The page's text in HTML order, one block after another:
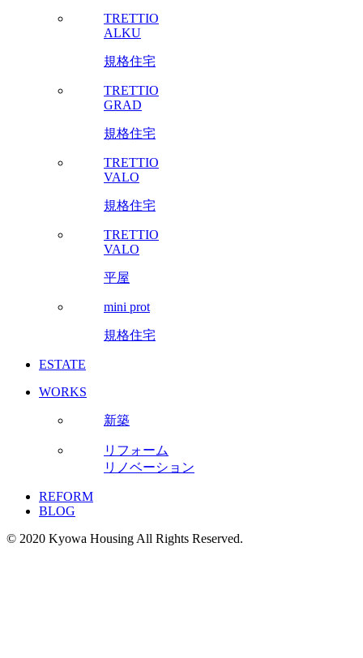
TRETTIO
ALKU
規格住宅
TRETTIO
GRAD
規格住宅
TRETTIO
VALO
規格住宅
TRETTIO
VALO
平屋
mini prot
規格住宅
ESTATE
WORKS
新築
リフォーム
リノベーション
REFORM
BLOG
© 2020 Kyowa Housing All Rights Reserved.